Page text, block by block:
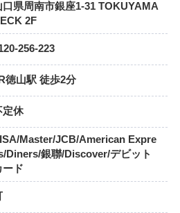
口県周南市銀座1-31 TOKUYAMA
2F
256-223
徳山駅 徒歩2分
定休
Master/JCB/American Expre
Diners/銀聯/Discover/デビット
ード